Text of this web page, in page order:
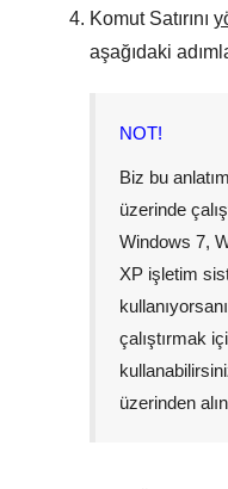
Komut Satırını
aşağıdaki
NOT!
Biz bu
üzerinde
Windows 7,
XP işletim
çalıştırmak
üzerinden